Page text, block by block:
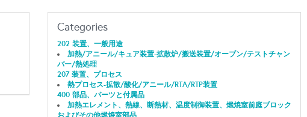
Categories
202 装置、一般用途
加熱/アニール/キュア装置-拡散炉/搬送装置/オーブン/テストチャン
バー/熱処理
207 装置、プロセス
熱プロセス-拡散/酸化/アニール/RTA/RTP装置
400 部品、パーツと付属品
加熱エレメント、熱線、断熱材、温度制御装置、燃焼室前庭ブロック